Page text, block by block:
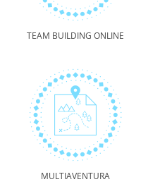
TEAM BUILDING ONLINE
MULTIAVENTURA